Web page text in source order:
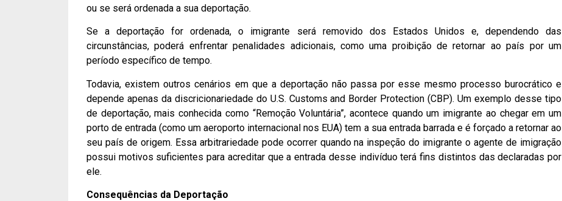
ou se será ordenada a sua deportação.
Se a deportação for ordenada, o imigrante será removido dos Estados Unidos e, dependendo das
circunstâncias, poderá enfrentar penalidades adicionais, como uma proibição de retornar ao país por um
período específico de tempo.
Todavia, existem outros cenários em que a deportação não passa por esse mesmo processo burocrático e
depende apenas da discricionariedade do U.S. Customs and Border Protection (CBP). Um exemplo desse tipo
de deportação, mais conhecida como “Remoção Voluntária”, acontece quando um imigrante ao chegar em um
porto de entrada (como um aeroporto internacional nos EUA) tem a sua entrada barrada e é forçado a retornar ao
seu país de origem. Essa arbitrariedade pode ocorrer quando na inspeção do imigrante o agente de imigração
possui motivos suficientes para acreditar que a entrada desse indivíduo terá fins distintos das declaradas por
ele.
Consequências da Deportação